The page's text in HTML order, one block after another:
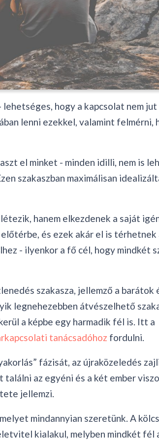
hogy a kapcsolat nem jut
lenni ezekkel, valamint felmérni,
el minket - minden idilli, nem is
szakaszban maximálisan
hanem elkezdenek a saját
és ezek akár el is térhetnek
- ilyenkor a fő cél, hogy mindkét
szakasza, jellemző a barátok
legnehezebben átvészelhető
a képbe egy harmadik fél is. Itt a
tanácsadóhoz fordulni.
fázisát, az újraközeledés
az egyéni és a két ember
jellemzi.
mindannyian szeretünk. A
kialakul, melyben mindkét fél